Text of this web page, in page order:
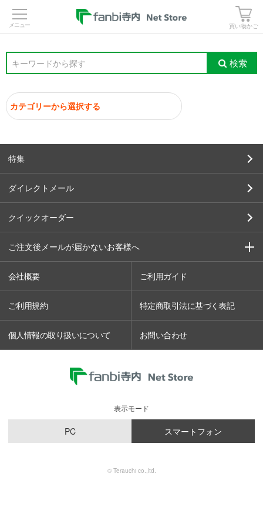
買い物かご
キーワードから探す 検索
特集
ダイレクトメール
クイックオーダー
ご注文後メールが届かないお客様へ
会社概要 ご利用ガイド
ご利用規約 特定商取引法に基づく表記
個人情報の取り扱いについて お問い合わせ
表示モード
PC スマートフォン
© Terauchi co.,ltd.